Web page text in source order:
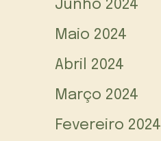
Junho 2024
Maio 2024
Abril 2024
Março 2024
Fevereiro 2024